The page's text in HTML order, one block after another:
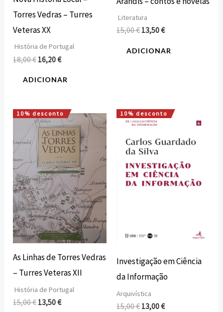
Torres Vedras – Turres
Veteras XX
História de Portugal
18,00€ 16,20€
ADICIONAR
Literatura
15,00€ 13,50€
ADICIONAR
10% desconto
As Linhas de Torres Vedras
– Turres Veteras XII
História de Portugal
15,00€
O
preço
original
era:
15,00 €.
13,50€
O
preço
atual
é:
13,50 €.
10% desconto
Investigação em Ciência
da Informação
Arquivística
15,00€
O
preço
original
era:
15,00 €.
13,00€
O
atual
é: